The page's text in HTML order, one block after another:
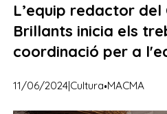
L’equip redactor
Brillants inicia els
coordinació per a
11/06/2024|Cultura·MACMA